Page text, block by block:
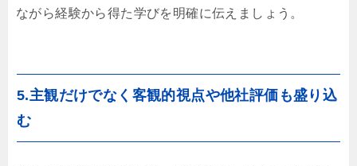
ながら経験から得た学びを明確に伝えましょう。
5.主観だけでなく客観的視点や他社評価も盛り込
む